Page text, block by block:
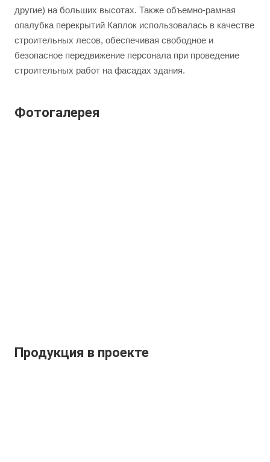
другие) на больших высотах. Также объемно-рамная
опалубка перекрытий Каплок использовалась в качестве
строительных лесов, обеспечивая свободное и
безопасное передвижение персонала при проведение
строительных работ на фасадах здания.
Фотогалерея
Продукция в проекте